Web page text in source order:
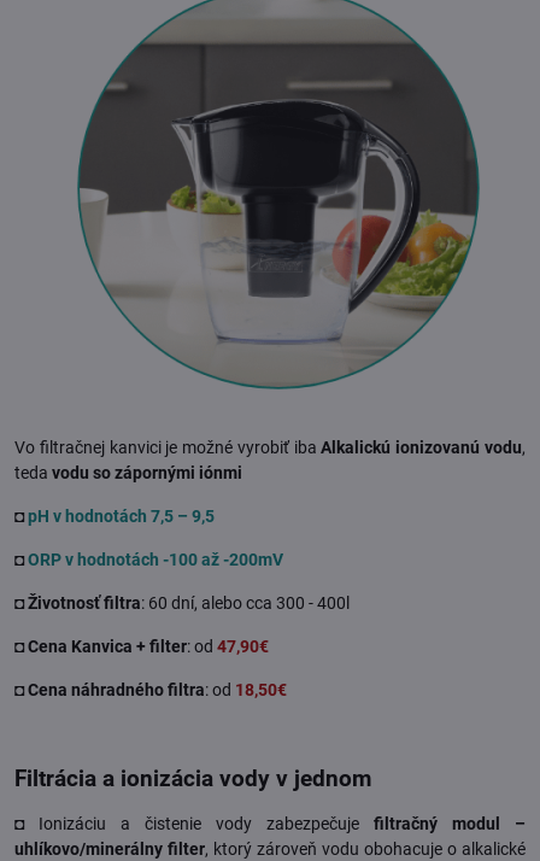
Vo filtračnej kanvici je možné vyrobiť ibaAlkalickú ionizovanú vodu,
teda vodu so zápornými iónmi
◘pH v hodnotách 7,5 – 9,5
◘ORP v hodnotách -100 až -200mV
◘Životnosť filtra: 60 dní, alebo cca 300 - 400l
◘Cena Kanvica + filter: od 47,90€
◘Cena náhradného filtra: od 18,50€
Filtrácia a ionizácia vody v jednom
◘ Ionizáciu a čistenie vody zabezpečuje filtračný modul –
uhlíkovo/minerálny filter, ktorý zároveň vodu obohacuje o alkalické